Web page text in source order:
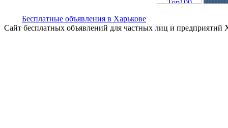
Бесплатные объявления в Харькове
Сайт бесплатных объявлений для частных лиц и предприятий